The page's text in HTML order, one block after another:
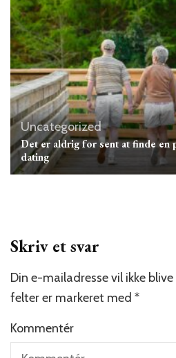
Uncategorized
Det er aldrig for sent at finde en
dating
Skriv et svar
Din e-mailadresse vil ikke
felter er markeret med *
Kommentér